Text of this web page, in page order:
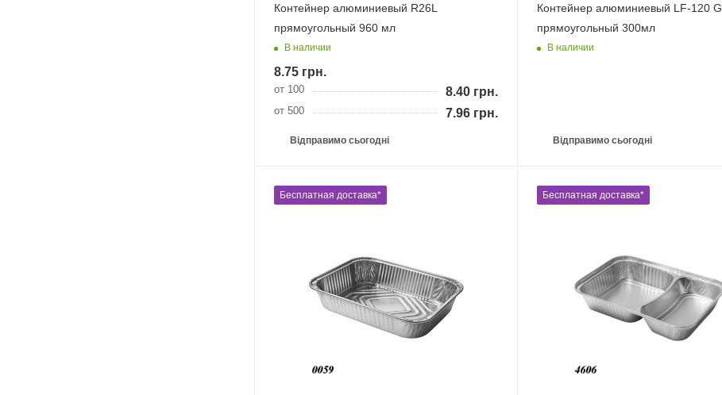
Контейнер алюминиевый R26L
прямоугольный 960 мл
В наличии
8.75 грн.
от 100 8.40грн.
от 500 7.96грн.
Відправимо сьогодні
Контейнер алюминиевый LF-120 G
прямоугольный 300мл
В наличии
Відправимо сьогодні
Бесплатная доставка* Бесплатная доставка*